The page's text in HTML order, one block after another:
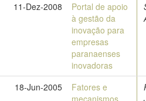
11-Dez-2008
Portal de apoio
à gestão da
inovação para
empresas
paranaenses
inovadoras
18-Jun-2005
Fatores e
mecanismos